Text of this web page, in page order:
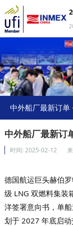
我要参展
我要参会
我要参观
商旅服务
关于我们
中外船厂最新订单
中外船厂最新订
时间: 2025-02-12
德国航运巨头赫伯
级 LNG 双燃料集装
洋签署意向书，单
划于 2027 年底启动